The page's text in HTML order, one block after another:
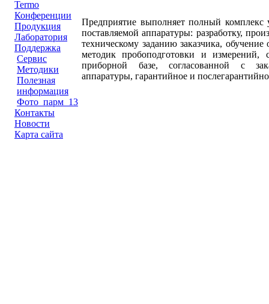
Termo
Конференции
Продукция
Лаборатория
Поддержка
Сервис
Методики
Полезная
информация
Фото_парм_13
Контакты
Новости
Карта сайта
Предприятие выполняет полный комплекс
поставляемой аппаратуры: разработку,
техническому заданию заказчика, обучение
методик пробоподготовки и измерений,
приборной базе, согласованной с
аппаратуры, гарантийное и